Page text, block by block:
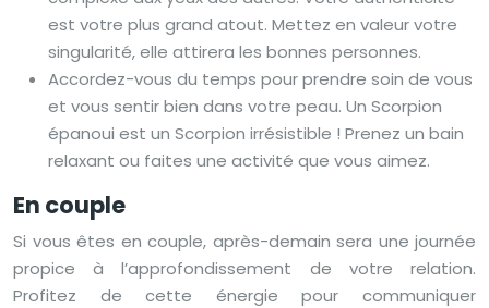
est votre plus grand atout. Mettez en valeur votre
singularité, elle attirera les bonnes personnes.
Accordez-vous du temps pour prendre soin de vous
et vous sentir bien dans votre peau. Un Scorpion
épanoui est un Scorpion irrésistible ! Prenez un bain
relaxant ou faites une activité que vous aimez.
En couple
Si vous êtes en couple, après-demain sera une journée
propice à l’approfondissement de votre relation.
Profitez de cette énergie pour communiquer